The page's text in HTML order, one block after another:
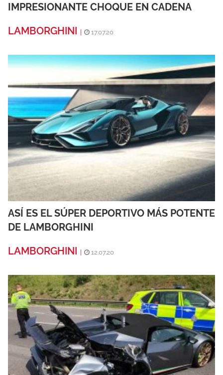
IMPRESIONANTE CHOQUE EN CADENA
LAMBORGHINI
17.07.20
ASÍ ES EL SÚPER DEPORTIVO MÁS POTENTE
DE LAMBORGHINI
LAMBORGHINI | 12.07.20